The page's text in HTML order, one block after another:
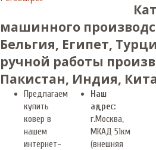
машинного
Бельгия, Египет,
ручной работы
Пакистан, Индия,
Предлагаем
купить
ковер в
нашем
интернет-
Наш
адрес:
г.Москва
МКАД 51км
(внешняя